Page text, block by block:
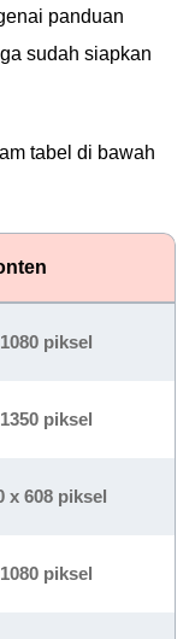
panduan
sudah siapkan
tabel di bawah
piksel
piksel
x 608 piksel
piksel